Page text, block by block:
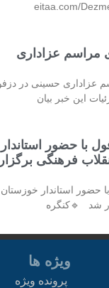
مراسم عزاداری
عزاداری حسینی در
این خبر بیان
با حضور استاندار
فرهنگی
حضور استاندار
شد 🔹کنگره
ویژه ها
پرونده ویژه